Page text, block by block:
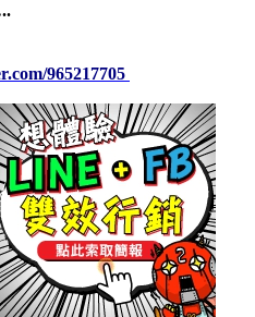
965217705